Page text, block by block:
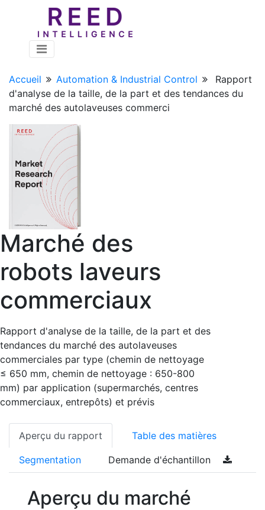
Accueil Automation & Industrial Control
Rapport
d'analyse de la taille, de la part et des tendances du
marché des autolaveuses commerci
Marché des
robots laveurs
commerciaux
Rapport d'analyse de la taille, de la part et des
tendances du marché des autolaveuses
commerciales par type (chemin de nettoyage
≤ 650 mm, chemin de nettoyage : 650-800
mm) par application (supermarchés, centres
commerciaux, entrepôts) et prévis
Aperçu du rapport Table des matières
Segmentation Demande d'échantillon
Aperçu du marché